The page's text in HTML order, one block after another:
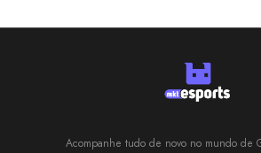
Acompanhe tudo de novo no mundo de